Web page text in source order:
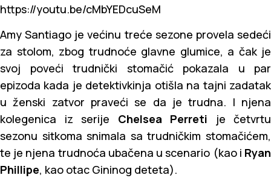
https://youtu.be/cMbYEDcuSeM
Amy Santiago je većinu treće sezone provela sedeći
za stolom, zbog trudnoće glavne glumice, a čak je
svoj poveći trudnički stomačić pokazala u par
epizoda kada je detektivkinja otišla na tajni zadatak
u ženski zatvor praveći se da je trudna. I njena
kolegenica iz serije Chelsea Perreti je četvrtu
sezonu sitkoma snimala sa trudničkim stomačićem,
te je njena trudnoća ubačena u scenario (kao i Ryan
Phillipe, kao otac Gininog deteta).